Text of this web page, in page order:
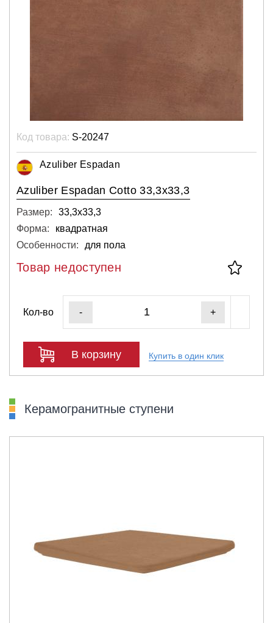
Код товара: S-20247
Azuliber Espadan
Azuliber Espadan Cotto 33,3x33,3
Размер:
33,3х33,3
Форма:
квадратная
Особенности:
для пола
Товар недоступен
Кол-во - +
В корзину Купить в один клик
Керамогранитные ступени